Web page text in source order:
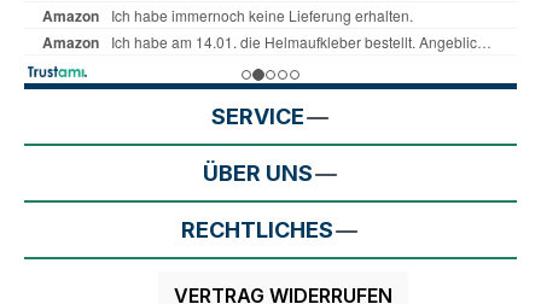
SERVICE
ÜBER UNS
RECHTLICHES
VERTRAG WIDERRUFEN